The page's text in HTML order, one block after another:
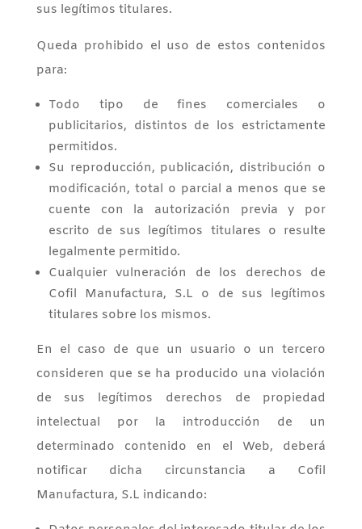
sus legítimos titulares.
Queda prohibido el uso de estos contenidos
para:
Todo tipo de fines comerciales o
publicitarios, distintos de los estrictamente
permitidos.
Su reproducción, publicación, distribución o
modificación, total o parcial a menos que se
cuente con la autorización previa y por
escrito de sus legítimos titulares o resulte
legalmente permitido.
Cualquier vulneración de los derechos de
Cofil Manufactura, S.L o de sus legítimos
titulares sobre los mismos.
En el caso de que un usuario o un tercero
consideren que se ha producido una violación
de sus legítimos derechos de propiedad
intelectual por la introducción de un
determinado contenido en el Web, deberá
notificar dicha circunstancia a Cofil
Manufactura, S.L indicando: